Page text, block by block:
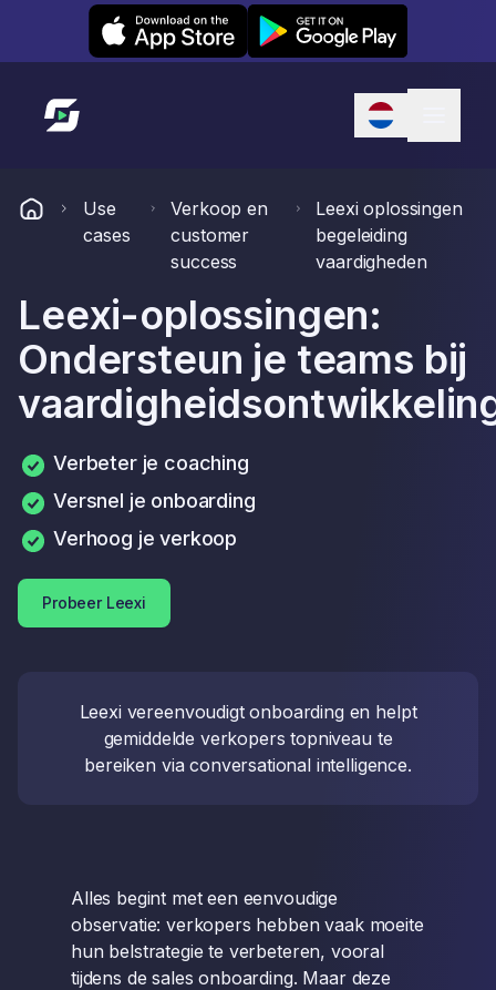
Leexi on iOS Leexi on Android
Link naar startpagina
Use
cases
Verkoop en
customer
success
Leexi oplossingen
begeleiding
vaardigheden
Leexi-oplossingen:
Ondersteun je teams bij
Verbeter je coaching
Versnel je onboarding
Verhoog je verkoop
Probeer Leexi
Leexi vereenvoudigt onboarding en helpt
gemiddelde verkopers topniveau te
bereiken via conversational intelligence.
Alles begint met een eenvoudige
observatie: verkopers hebben vaak moeite
hun belstrategie te verbeteren, vooral
tijdens de sales onboarding. Maar deze